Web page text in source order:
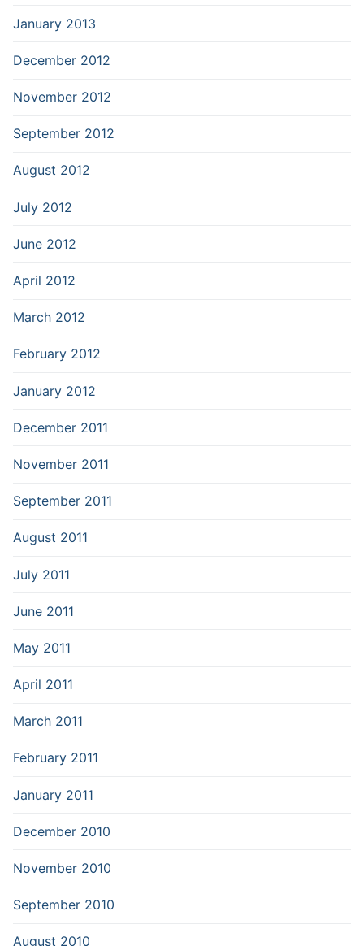
January 2013
December 2012
November 2012
September 2012
August 2012
July 2012
June 2012
April 2012
March 2012
February 2012
January 2012
December 2011
November 2011
September 2011
August 2011
July 2011
June 2011
May 2011
April 2011
March 2011
February 2011
January 2011
December 2010
November 2010
September 2010
August 2010